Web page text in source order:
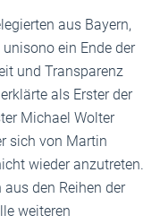
aus Bayern,
ein Ende der
und Transparenz
als Erster der
Michael Wolter
sich von Martin
wieder anzutreten.
den Reihen der
weiteren